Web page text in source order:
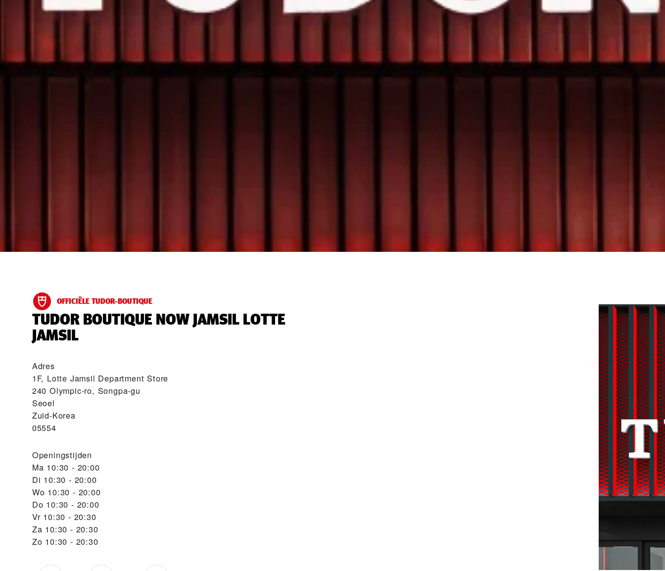
OFFICIËLE TUDOR-BOUTIQUE
‭TUDOR BOUTIQUE NOW JAMSIL LOTTE
JAMSIL‬
Adres
1F, Lotte Jamsil Department Store
240 Olympic-ro, Songpa-gu
Seoel
Zuid-Korea
05554
Openingstijden
Ma 10:30 - 20:00
Di 10:30 - 20:00
Wo 10:30 - 20:00
Do 10:30 - 20:00
Vr 10:30 - 20:30
Za 10:30 - 20:30
Zo 10:30 - 20:30